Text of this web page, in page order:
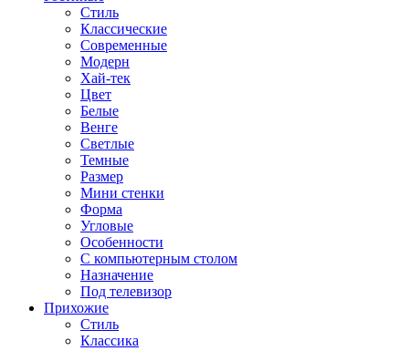
Стиль
Классические
Современные
Модерн
Хай-тек
Цвет
Белые
Венге
Светлые
Темные
Размер
Мини стенки
Форма
Угловые
Особенности
С компьютерным столом
Назначение
Под телевизор
Прихожие
Стиль
Классика